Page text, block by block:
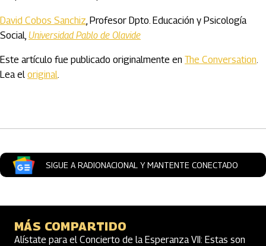
David Cobos Sanchiz, Profesor Dpto. Educación y Psicología
Social, Universidad Pablo de Olavide
Este artículo fue publicado originalmente en The Conversation.
Lea el original.
SIGUE A RADIONACIONAL Y MANTENTE CONECTADO
MÁS COMPARTIDO
Alístate para el Concierto de la Esperanza VII: Estas son